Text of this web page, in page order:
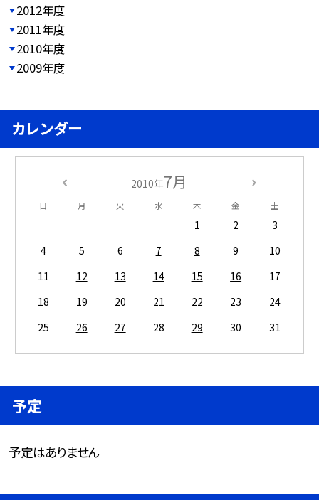
2012年度
2011年度
2010年度
2009年度
カレンダー
2010年7月
日 月 火 水 木 金 土
1 2
3
4
5 6 7 8 9
10
11
12 13 14 15 16
17
18
19 20 21 22 23
24
25
26 27 28 29 30 31
予定
予定はありません